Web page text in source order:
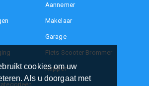
cookies om uw
Als u doorgaat met
Aannemer
Makelaar
Garage
Fiets Scooter Brommer
Kapper